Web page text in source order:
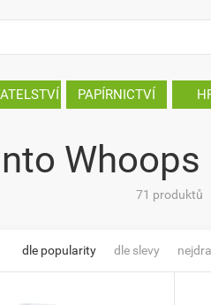
PAPÍRNICTVÍ
71 produktů
dle popularity dle slevy